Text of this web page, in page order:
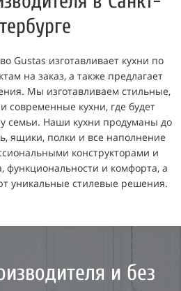
Gustas изготавливает кухни по
на заказ, а также предлагает
Мы изготавливаем стильные,
современные кухни, где будет
семьи. Наши кухни продуманы до
ящики, полки и все наполнение
конструкторами и
функциональности и комфорта, а
уникальные стилевые решения.
и без